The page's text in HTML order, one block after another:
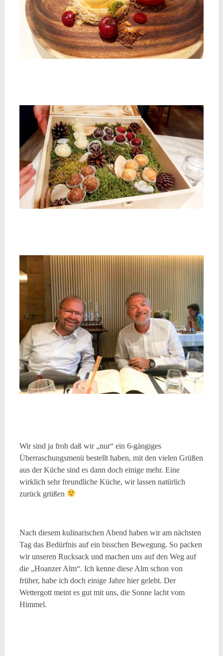
Wir sind ja froh daß wir „nur“ ein 6-gängiges
Überraschungsmenü bestellt haben, mit den vielen Grüßen
aus der Küche sind es dann doch einige mehr. Eine
wirklich sehr freundliche Küche, wir lassen natürlich
zurück grüßen
Nach diesem kulinarischen Abend haben wir am nächsten
Tag das Bedürfnis auf ein bisschen Bewegung. So packen
wir unseren Rucksack und machen uns auf den Weg auf
die „Hoanzer Alm“. Ich kenne diese Alm schon von
früher, habe ich doch einige Jahre hier gelebt. Der
Wettergott meint es gut mit uns, die Sonne lacht vom
Himmel.